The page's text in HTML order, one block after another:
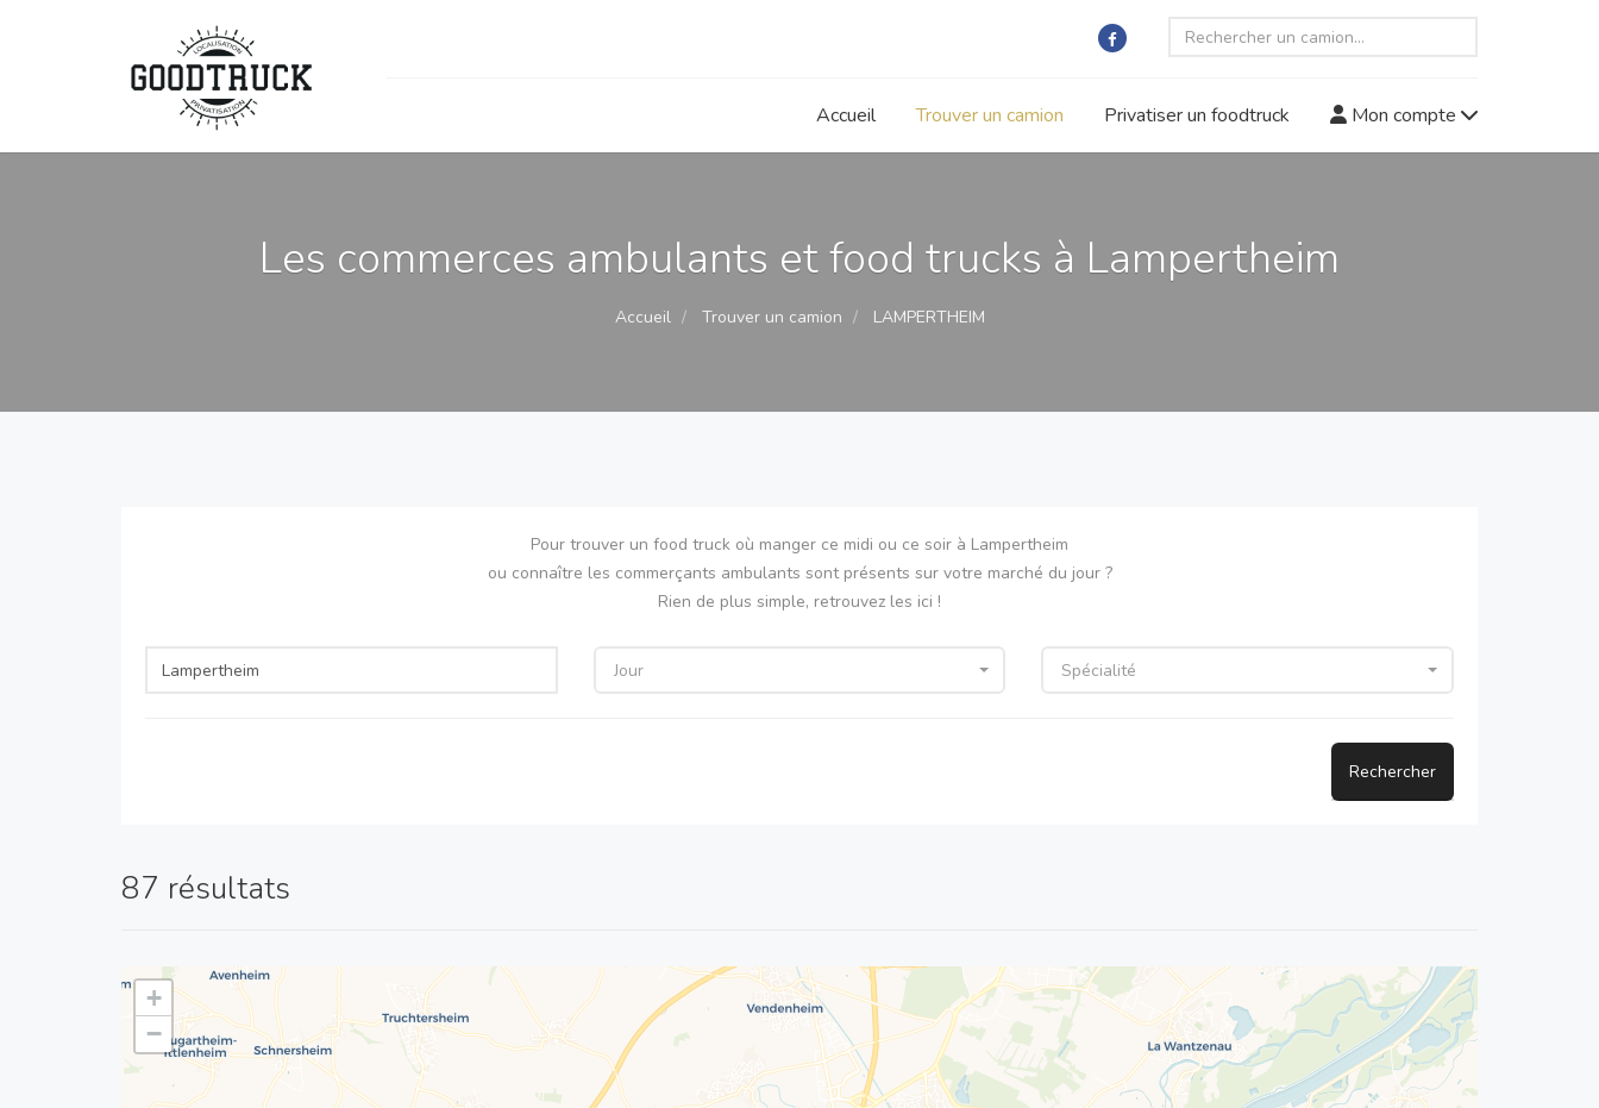
Accueil Trouver un camion Privatiser un foodtruck Mon compte
Les commerces ambulants et food trucks à Lampertheim
Accueil Trouver un camion LAMPERTHEIM
Pour trouver un food truck où manger ce midi ou ce soir à Lampertheim
ou connaître les commerçants ambulants sont présents sur votre marché du jour ?
Rien de plus simple, retrouvez les ici !
Jour Spécialité
Rechercher
87 résultats
+
−